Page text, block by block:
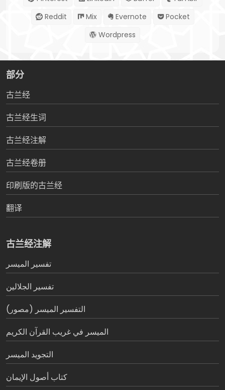
Reddit
Mix Evernote
Pocket
Wordpress
部分
古兰经
古兰经生词
古兰经注解
古兰经卷册
印刷版的古兰经
翻译
古兰经注解
تفسير المیسر
تفسير الجلالين
التفسير الميسر (مصور)
الميسر في غريب القرآن الكريم
التجويد الميسر
كتاب أصول الإيمان